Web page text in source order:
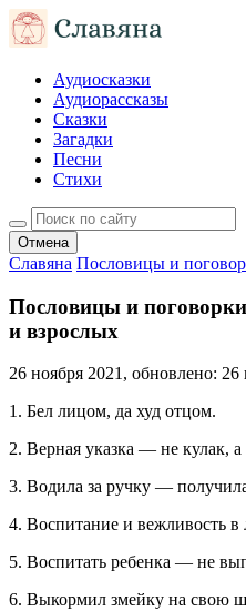
Аудиосказки
Аудиорассказы
Сказки
Загадки
Песни
Стихи
Отмена
Славяна Пословицы и
Пословицы и
и взрослых
26 ноября 2021, обновлено: 26
1. Бел лицом, да худ отцом.
2. Верная указка — не кулак, а
3. Водила за ручку —
4. Воспитание и вежливость в
5. Воспитать ребенка — не
6. Выкормил змейку на свою